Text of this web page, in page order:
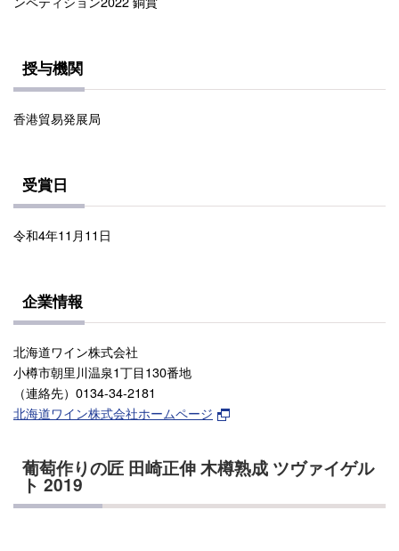
授与機関
香港貿易発展局
受賞日
令和4年11月11日
企業情報
北海道ワイン株式会社
小樽市朝里川温泉1丁目130番地
（連絡先）0134-34-2181
北海道ワイン株式会社ホームページ
葡萄作りの匠 田崎正伸 木樽熟成 ツヴァイゲル
ト 2019